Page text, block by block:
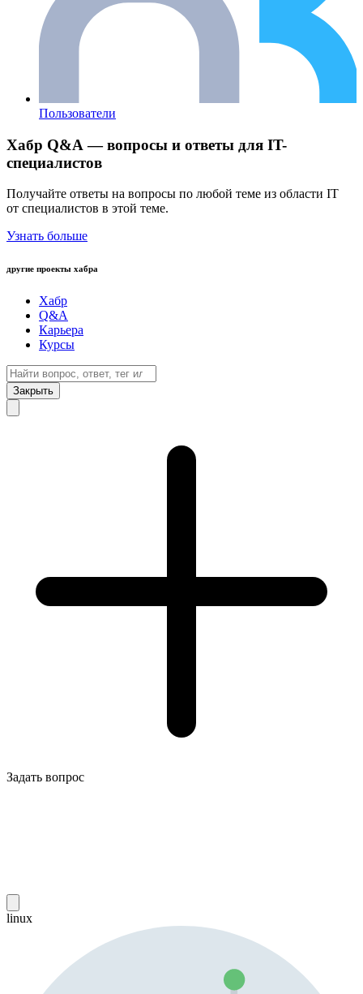
Пользователи
Хабр Q&A — вопросы и ответы для IT-
специалистов
Получайте ответы на вопросы по любой теме из области IT
от специалистов в этой теме.
Узнать больше
другие проекты хабра
Хабр
Q&A
Карьера
Курсы
Закрыть
Задать вопрос
linux